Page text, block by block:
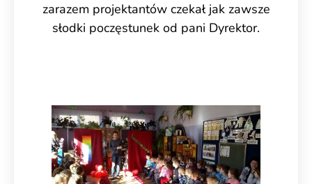
zarazem projektantów czekał jak zawsze
słodki poczęstunek od pani Dyrektor.